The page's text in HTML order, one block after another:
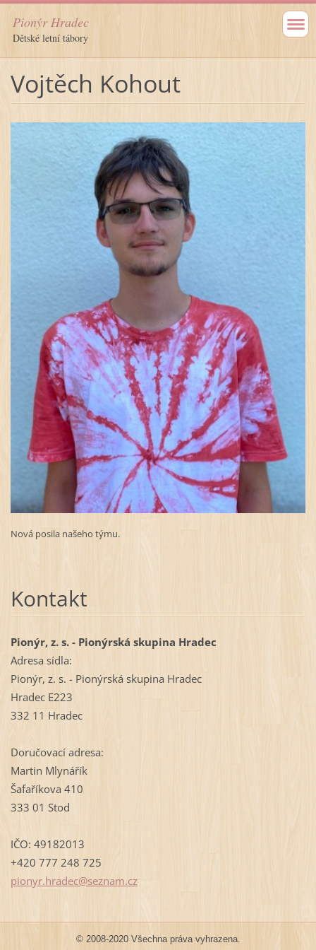
Pionýr Hradec
Dětské letní tábory
Vojtěch Kohout
Nová posila našeho týmu.
Kontakt
Pionýr, z. s. - Pionýrská skupina Hradec
Adresa sídla:
Pionýr, z. s. - Pionýrská skupina Hradec
Hradec E223
332 11 Hradec
Doručovací adresa:
Martin Mlynářík
Šafaříkova 410
333 01 Stod
IČO: 49182013
+420 777 248 725
pionyr.hradec@seznam.cz
© 2008-2020 Všechna práva vyhrazena.